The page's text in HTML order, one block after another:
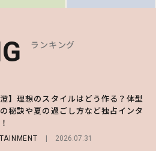
ランキング
澄】理想のスタイルはどう作る？体型
秘訣や夏の過ごし方など独占インタ
2026.07.31
ランキング
ーキティ】がスシローと初コラボ♡
気になるメニュー＆限定グッズを総
！
2026.07.31
ランキング
】長濱ねるとロマンティックトラ
秋はじめ｜2026秋の新作コーデ4選